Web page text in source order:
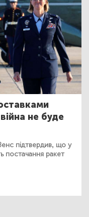
не буде
підтвердив, що у
постачання ракет